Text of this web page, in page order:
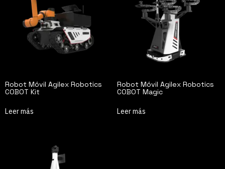
Robot Móvil Agilex Robotics
COBOT Kit
Leer más
Robot Móvil Agilex Robotics
COBOT Magic
Leer más